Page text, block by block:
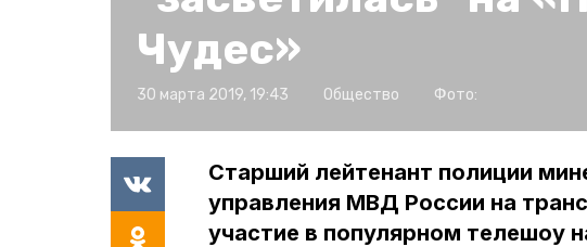
Чудес»
30 марта 2019, 19:43 Общество Фото:
Старший лейтенант полиции
управления МВД России на
участие в популярном телешоу